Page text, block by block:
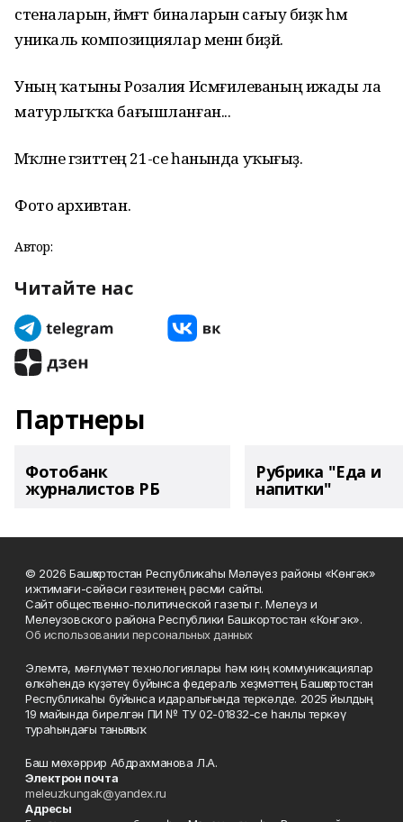
стеналарын, йәмәғәт биналарын сағыу биҙәк һәм
уникаль композициялар менән биҙәй.
Уның ҡатыны Розалия Исмәғилеваның ижады ла
матурлыҡҡа бағышланған...
Мәҡәләне гәзиттең 21-се һанында уҡығыҙ.
Фото архивтан.
Автор:
Читайте нас
Партнеры
Фотобанк
журналистов РБ
Рубрика "Еда и
напитки"
© 2026 Башҡортостан Республикаһы Мәләүез районы «Көнгәк»
ижтимағи-сәйәси гәзитенең рәсми сайты.
Сайт общественно-политической газеты г. Мелеуз и
Мелеузовского района Республики Башкортостан «Конгэк».
Об использовании персональных данных
Элемтә, мәғлүмәт технологиялары һәм киң коммуникациялар
өлкәһендә күҙәтеү буйынса федераль хеҙмәттең Башҡортостан
Республикаһы буйынса идаралығында теркәлде. 2025 йылдың
19 майында бирелгән ПИ № ТУ 02-01832-се һанлы теркәү
тураһындағы таныҡлыҡ.
Баш мөхәррир Абдрахманова Л.А.
Электрон почта
meleuzkungak@yandex.ru
Адресы